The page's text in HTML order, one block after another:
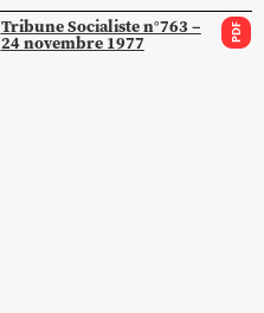
Tribune Socialiste n°763 –
24 novembre 1977 PDF